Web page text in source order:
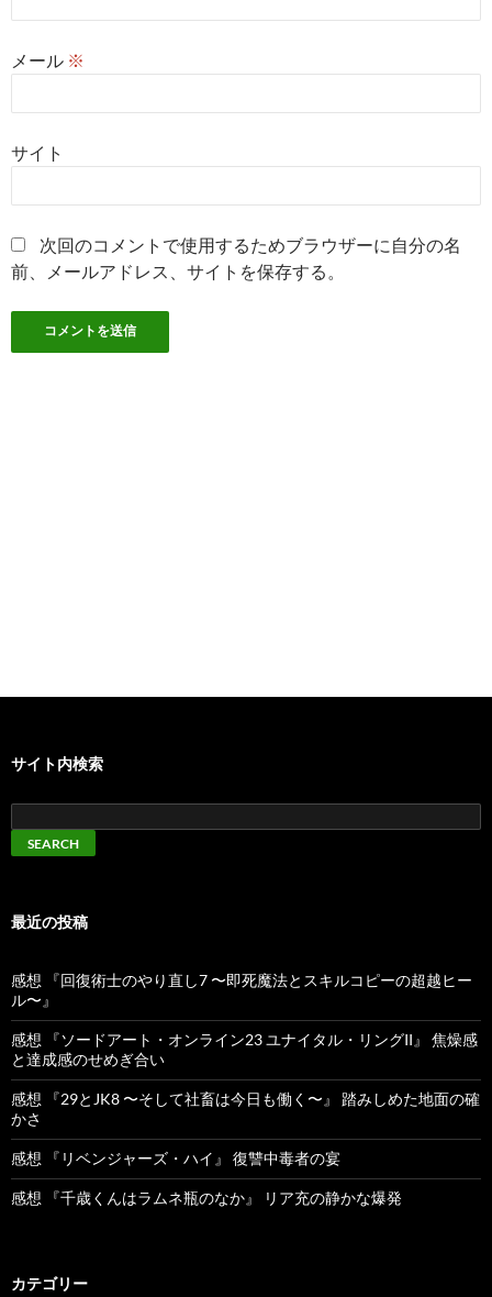
メール ※
サイト
次回のコメントで使用するためブラウザーに自分の名
前、メールアドレス、サイトを保存する。
サイト内検索
最近の投稿
感想 『回復術士のやり直し7 〜即死魔法とスキルコピーの超越ヒー
ル〜』
感想 『ソードアート・オンライン23 ユナイタル・リングII』 焦燥感
と達成感のせめぎ合い
感想 『29とJK8 〜そして社畜は今日も働く〜』 踏みしめた地面の確
かさ
感想 『リベンジャーズ・ハイ』 復讐中毒者の宴
感想 『千歳くんはラムネ瓶のなか』 リア充の静かな爆発
カテゴリー